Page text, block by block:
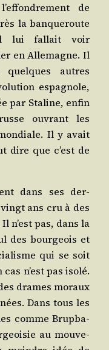
de
la ban­que­route
lui fal­lait voir
en Alle­magne. Il
autres
espa­gnole,
par Sta­line, enfin
ouvrant les
Il y avait
dire que c’est de
dans ses der­
vingt ans cru à des
n’est pas, dans la
des bour­geois et
qui se soit
n’est pas iso­lé.
drames moraux
Dans tous les
comme Brup­ba­
au mou­ve­